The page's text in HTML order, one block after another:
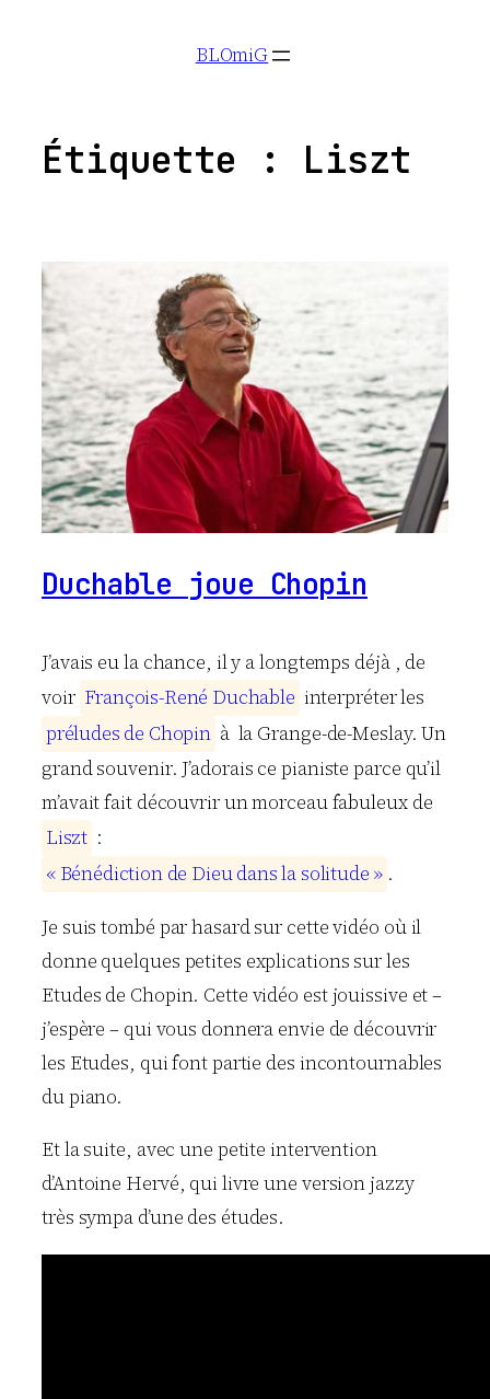
BLOmiG
Étiquette : Liszt
Duchable joue Chopin
J’avais eu la chance, il y a longtemps déjà , de
voir François-René Duchable interpréter les
préludes de Chopin à la Grange-de-Meslay. Un
grand souvenir. J’adorais ce pianiste parce qu’il
m’avait fait découvrir un morceau fabuleux de
Liszt :
« Bénédiction de Dieudansla solitude » .
Je suis tombé par hasard sur cette vidéo où il
donne quelques petites explications sur les
Etudes de Chopin. Cette vidéo est jouissive et –
j’espère – qui vous donnera envie de découvrir
les Etudes, qui font partie des incontournables
du piano.
Et la suite, avec une petite intervention
d’Antoine Hervé, qui livre une version jazzy
très sympa d’une des études.